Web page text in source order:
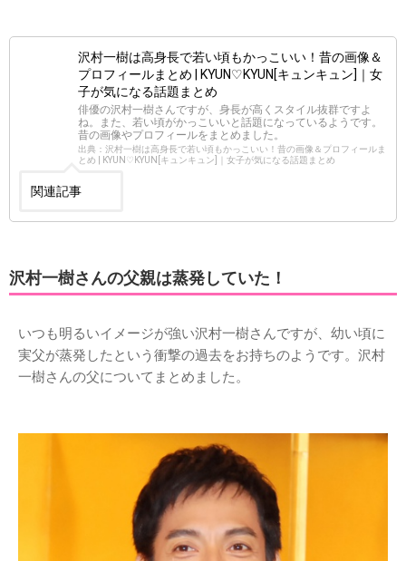
沢村一樹は高身長で若い頃もかっこいい！昔の画像＆
プロフィールまとめ | KYUN♡KYUN[キュンキュン]｜女
子が気になる話題まとめ
俳優の沢村一樹さんですが、身長が高くスタイル抜群ですよ
ね。また、若い頃がかっこいいと話題になっているようです。
昔の画像やプロフィールをまとめました。
出典：沢村一樹は高身長で若い頃もかっこいい！昔の画像＆プロフィールま
とめ | KYUN♡KYUN[キュンキュン]｜女子が気になる話題まとめ
関連記事
沢村一樹さんの父親は蒸発していた！
いつも明るいイメージが強い沢村一樹さんですが、幼い頃に
実父が蒸発したという衝撃の過去をお持ちのようです。沢村
一樹さんの父についてまとめました。